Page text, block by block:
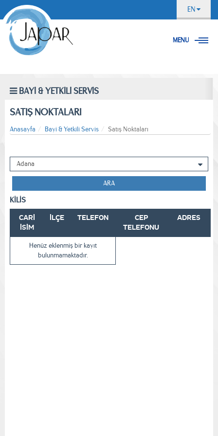
EN
MENU
BAYİ & YETKİLİ SERVİS
SATIŞ NOKTALARI
Anasayfa Bayi & Yetkili Servis Satış Noktaları
ARA
KİLİS
CARİ
İSİM
İLÇE TELEFON
CEP
TELEFONU
ADRES
Henüz eklenmiş bir kayıt
bulunmamaktadır.